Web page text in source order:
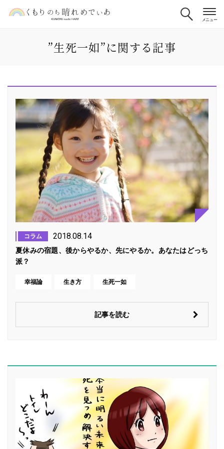
”生死一如”に関する記事
コラム 2018.08.14
夏休みの宿題、後からやるか、先にやるか。あなたはどっち
派？
幸福論 生き方 生死一如
記事を読む